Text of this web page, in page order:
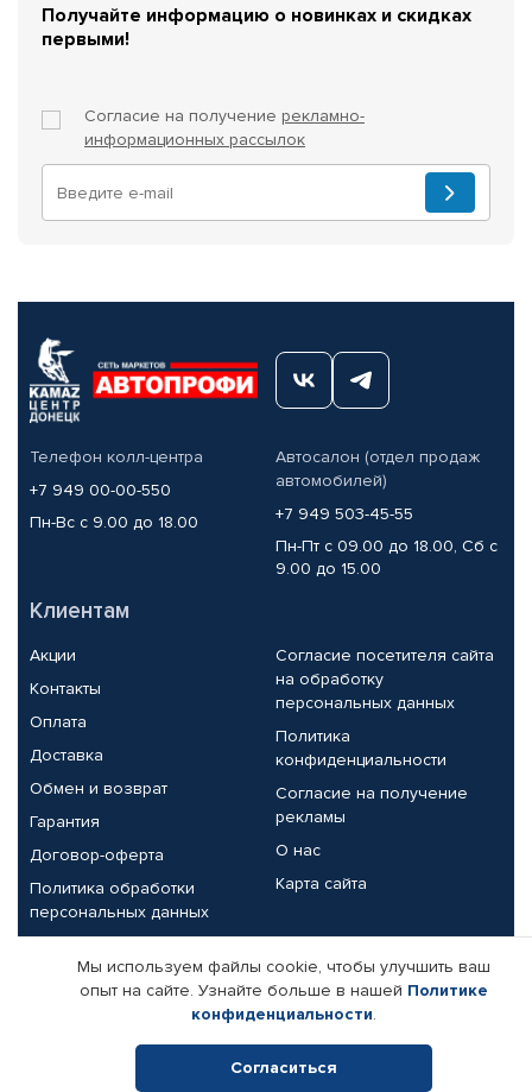
Получайте информацию о новинках и скидках
первыми!
Согласие на получение рекламно-
информационных рассылок
Телефон колл-центра
+7 949 00-00-550
Пн-Вс с 9.00 до 18.00
Автосалон (отдел продаж
автомобилей)
+7 949 503-45-55
Пн-Пт с 09.00 до 18.00, Сб с
9.00 до 15.00
Клиентам
Акции
Контакты
Оплата
Доставка
Обмен и возврат
Гарантия
Договор-оферта
Политика обработки
персональных данных
Согласие посетителя сайта
на обработку
персональных данных
Политика
конфиденциальности
Согласие на получение
рекламы
О нас
Карта сайта
Партнерам
Корпоративным клиентам
Поставщикам
Реквизиты компании
Мы используем файлы cookie, чтобы улучшить ваш
опыт на сайте. Узнайте больше в нашей Политике
конфиденциальности.
Согласиться